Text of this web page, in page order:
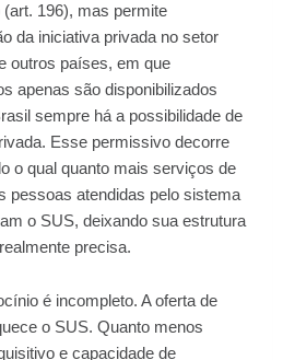
196), mas permite
da iniciativa privada no setor
outros países, em que
apenas são disponibilizados
sempre há a possibilidade de
Esse permissivo decorre
o qual quanto mais serviços de
pessoas atendidas pelo sistema
o SUS, deixando sua estrutura
precisa.
é incompleto. A oferta de
o SUS. Quanto menos
e capacidade de